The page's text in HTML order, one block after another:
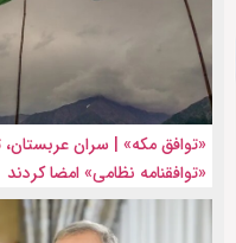
«توافق مکه» | سران عربستان،
«توافقنامه نظامی» امضا کردند